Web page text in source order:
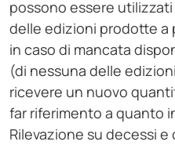
possono essere utilizzati
delle edizioni prodotte a
in caso di mancata
(di nessuna delle
ricevere un nuovo
far riferimento a quanto
Rilevazione su decessi